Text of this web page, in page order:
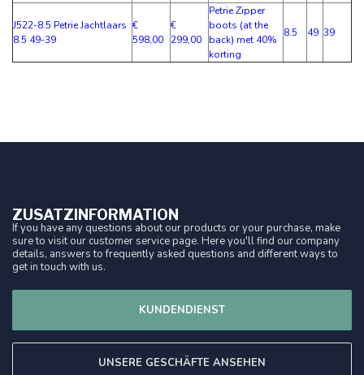
J522-8.5 Petrie Jachtlaars
8.5 49-39
€
598,00
€
299,00
Petrie Zipper
boots (at the
back) met 40%
korting
8.5 49 39
ZUSATZINFORMATION
If you have any questions about our products or your purchase, make
sure to visit our customer service page. Here you'll find our company
details, answers to frequently asked questions and different ways to
get in touch with us.
KUNDENDIENST
UNSERE GESCHÄFTE ANSEHEN